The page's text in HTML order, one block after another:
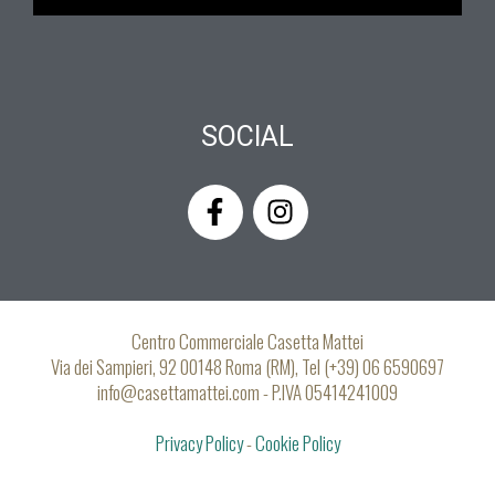
SOCIAL
F
a
b
o
o
k
f
I
n
a
g
r
a
Centro Commerciale Casetta Mattei
Via dei Sampieri, 92 00148 Roma (RM), Tel (+39) 06 6590697
info@casettamattei.com - P.IVA 05414241009
Privacy Policy-Cookie Policy